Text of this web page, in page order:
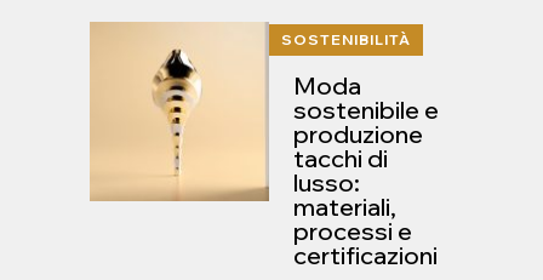
SOSTENIBILITÀ
Moda
sostenibile e
produzione
tacchi di
lusso:
materiali,
processi e
certificazioni